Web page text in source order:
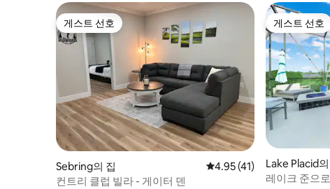
게스트 선호
게스트 선호
Sebring의 집 평점 4.95점(5점 만점), 후기
4.95 (41)
컨트리 클럽 빌라 - 게이터 덴
게스트 선호
게스트 선호
Lake Placid
레이크 준으